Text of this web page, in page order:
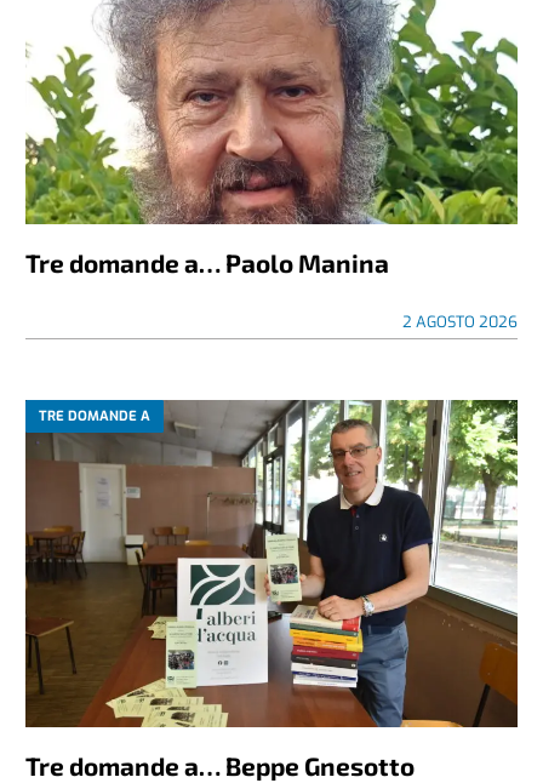
Tre domande a… Paolo Manina
2 AGOSTO 2026
TRE DOMANDE A
Tre domande a… Beppe Gnesotto